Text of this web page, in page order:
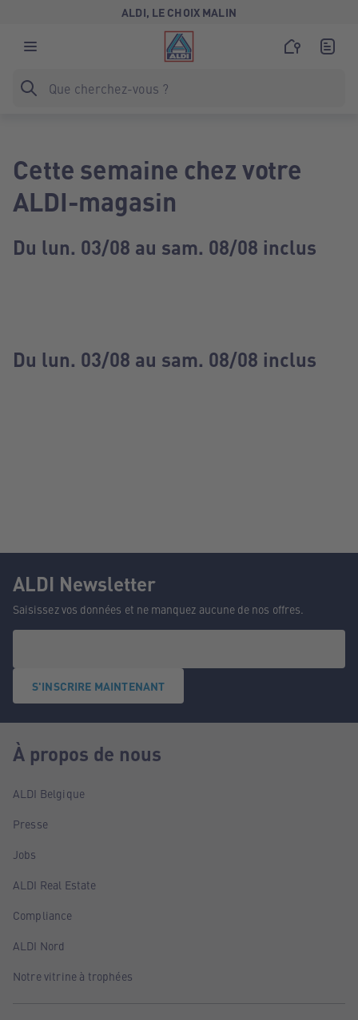
ALDI, LE CHOIX MALIN
Cette semaine chez votre
ALDI-magasin
Du lun. 03/08 au sam. 08/08 inclus
Du lun. 03/08 au sam. 08/08 inclus
ALDI Newsletter
Saisissez vos données et ne manquez aucune de nos offres.
S'INSCRIRE MAINTENANT
À propos de nous
ALDI Belgique
Presse
Jobs
ALDI Real Estate
Compliance
ALDI Nord
Notre vitrine à trophées